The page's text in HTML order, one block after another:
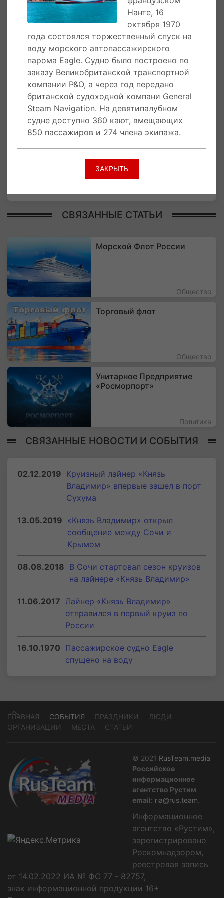
В 2005 году Росморпорт приобрел судно «Roy
Star». Позднее на лайнере были проведены
работы по реконструкции судна, включая
модернизацию и приведение к современным
стандартам внутренних помещений и системы
кондиционирования.
16 октября 1970 года на верфи Dubigeon
Normandie в Нанте, Франция состоялся
торжественный спуск на воду морского
автопассажирского парома Eagle. Судно было
построено по заказу Великобританской
транспортной компании P&O, а через год
компани General Steam Navigation.
СВЯЗАННЫЕ СТАТЬИ
Морской Флот России
Общество
Торговый флот
Общество
Унитарное Предприятие
«Росморпорт»
Политика
СВЯЗАННЫЕ НОВОСТИ И СОБЫТИЯ
02.12.2019 Круизный лайнер «Князь
Владимир» впервые зашел в порт
Сухума
13.05.2019 «Князь Владимир» открыл
сообщение между Сочи и
Крымом
08.08.2018 В Сочи стартовал сезон круизов
на лайнере «Князь Владимир»
11.06.2017 Лайнер «Князь Владимир»
отправился в первый круиз по
России
16.10.1970 Пассажирское судно Eagle
спущено на воду
ГЛАВНАЯ СОБЫТИЯ ПРАЗДНИКИ
ЛЮДИ
ОРГАНИЗАЦИИ
МЕСТА СТАТЬИ
© 2021 RusTeam.media
Российское
информационное
агентство Рустим
email: ria@rus.team.
Информационное
агентство «Рустим»,
зарегистрировано
Роскомнадзором,
реестровая запись
от 14.02.2022 ИА № ФС 77 - 82757,
знак информационной продукции 16+
Нанте, 16
октября 1970
года состоялся торжественный спуск на
воду морского автопассажирского
парома Eagle. Судно было построено по
заказу Великобританской транспортной
компании P&O, а через год передано
британской судоходной компани General
Steam Navigation. На девятипалубном
судне доступно 360 кают, вмещающих
850 пассажиров и 274 члена экипажа.
ЗАКРЫТЬ